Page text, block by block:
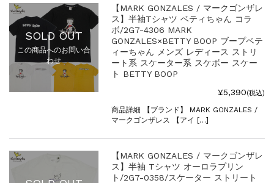
SOLD OUT
この商品へのお問い合
わせ
【MARK GONZALES / マークゴンザレ
ス】半袖Tシャツ ベティちゃん コラ
ボ/2G7-4306 MARK
GONZALES×BETTY BOOP ブープベテ
ィーちゃん メンズ レディース ストリ
ート系 スケーター系 スケボー スケー
ト BETTY BOOP
¥5,390(税込)
商品詳細 【ブランド】 MARK GONZALES /
マークゴンザレス 【アイ […]
【MARK GONZALES / マークゴンザレ
ス】半袖 Tシャツ オーロラプリン
ト/2G7-0358/スケーター ストリート